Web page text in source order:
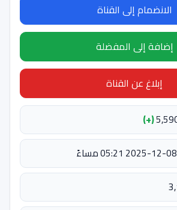
الانضمام إلى القناة
إضافة إلى المفضلة
إبلاغ عن القناة
(+)